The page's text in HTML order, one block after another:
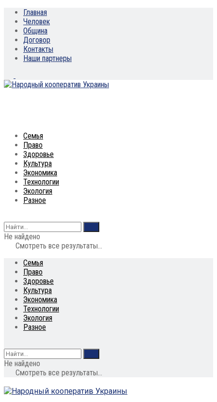
Главная
Человек
Община
Договор
Контакты
Наши партнеры
Семья
Право
Здоровье
Культура
Экономика
Технологии
Экология
Разное
Не найдено
Смотреть все результаты...
Семья
Право
Здоровье
Культура
Экономика
Технологии
Экология
Разное
Не найдено
Смотреть все результаты...